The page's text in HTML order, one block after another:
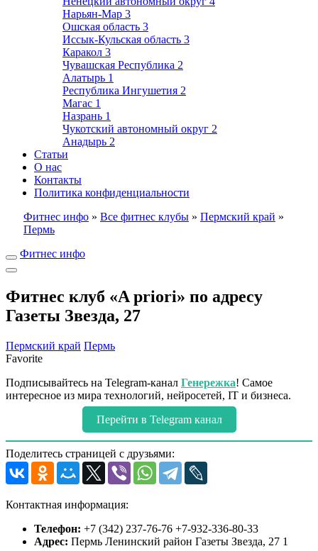
Нарьян-Мар 3
Ошская область 3
Иссык-Кульская область 3
Каракол 3
Чувашская Республика 2
Алатырь 1
Республика Ингушетия 2
Магас 1
Назрань 1
Чукотский автономный округ 2
Анадырь 2
Статьи
О нас
Контакты
Политика конфиденциальности
Фитнес инфо » Все фитнес клубы » Пермский край »
Пермь
Фитнес инфо
Фитнес клуб «A priori» по адресу
Газеты Звезда, 27
Пермский край Пермь
Favorite
Подписывайтесь на Telegram-канал Генережка! Самое
интересное из мира технологий, нейросетей, IT и бизнеса.
Перейти в Telegram канал
Поделитесь страницей с друзьями:
Контактная информация:
Телефон: +7 (342) 237-76-76 +7-932-336-80-33
Адрес: Пермь Ленинский район Газеты Звезда, 27 1